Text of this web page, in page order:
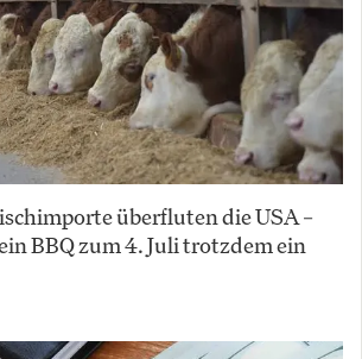
überfluten die USA –
BBQ zum 4. Juli trotzdem ein